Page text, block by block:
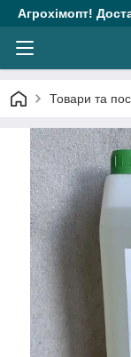
Агрохімопт!
Товари та